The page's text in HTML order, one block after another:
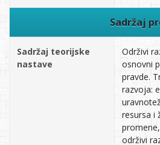
Sadržaj
Sadržaj teorijske
nastave
Održivi
osnovni
pravde.
razvoja:
resursa i
održivi